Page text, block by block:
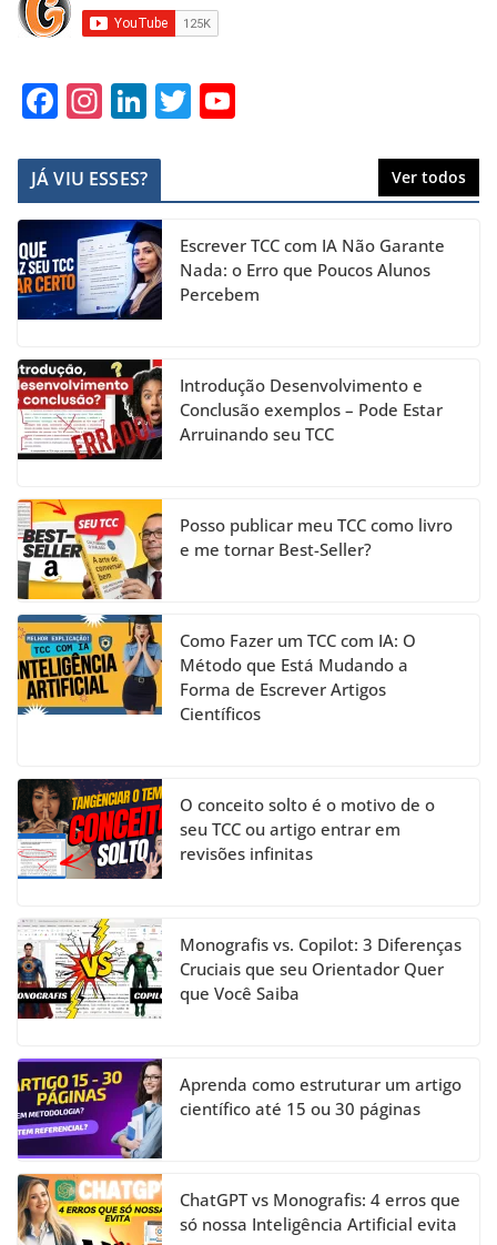
F
c
e
b
o
o
k
In
a
gr
a
m
Li
k
e
dI
n
T
er T
u
b
e
h
a
n
el
JÁ VIU ESSES? Ver todos
Escrever TCC com IA Não Garante
Nada: o Erro que Poucos Alunos
Percebem
Introdução Desenvolvimento e
Conclusão exemplos – Pode Estar
Arruinando seu TCC
Posso publicar meu TCC como livro
e me tornar Best-Seller?
Como Fazer um TCC com IA: O
Método que Está Mudando a
Forma de Escrever Artigos
Científicos
O conceito solto é o motivo de o
seu TCC ou artigo entrar em
revisões infinitas
Monografis vs. Copilot: 3 Diferenças
Cruciais que seu Orientador Quer
que Você Saiba
Aprenda como estruturar um artigo
científico até 15 ou 30 páginas
ChatGPT vs Monografis: 4 erros que
só nossa Inteligência Artificial evita